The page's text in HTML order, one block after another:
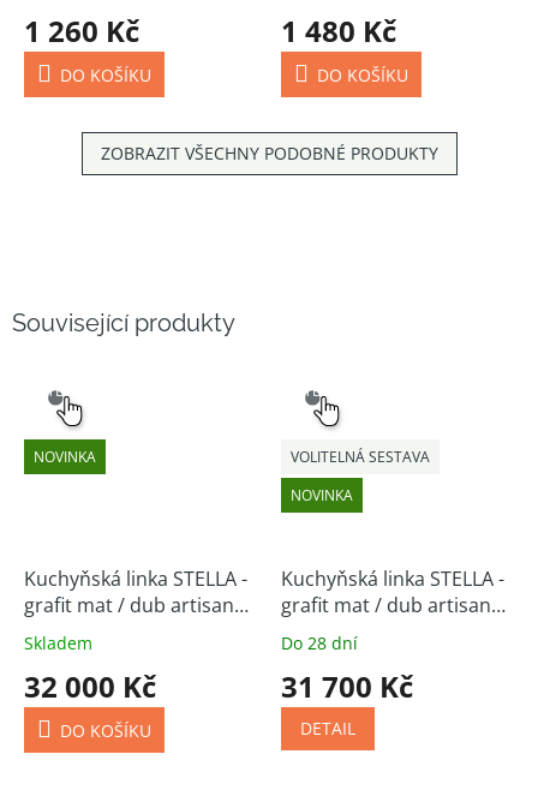
Související produkty
NOVINKA
VÝBĚR
Kuchyňská linka STELLA -
grafit mat / dub artisan
210/350 cm
Skladem
32 000 Kč
DO KOŠÍKU
NOVINKA
VOLITELNÁ SESTAVA
VÝBĚR
Kuchyňská linka STELLA -
grafit mat / dub artisan
(volitelná sestava)
Do 28 dní
31 700 Kč
DETAIL
1 260 Kč
DO KOŠÍKU
1 480 Kč
DO KOŠÍKU
ZOBRAZIT VŠECHNY PODOBNÉ PRODUKTY